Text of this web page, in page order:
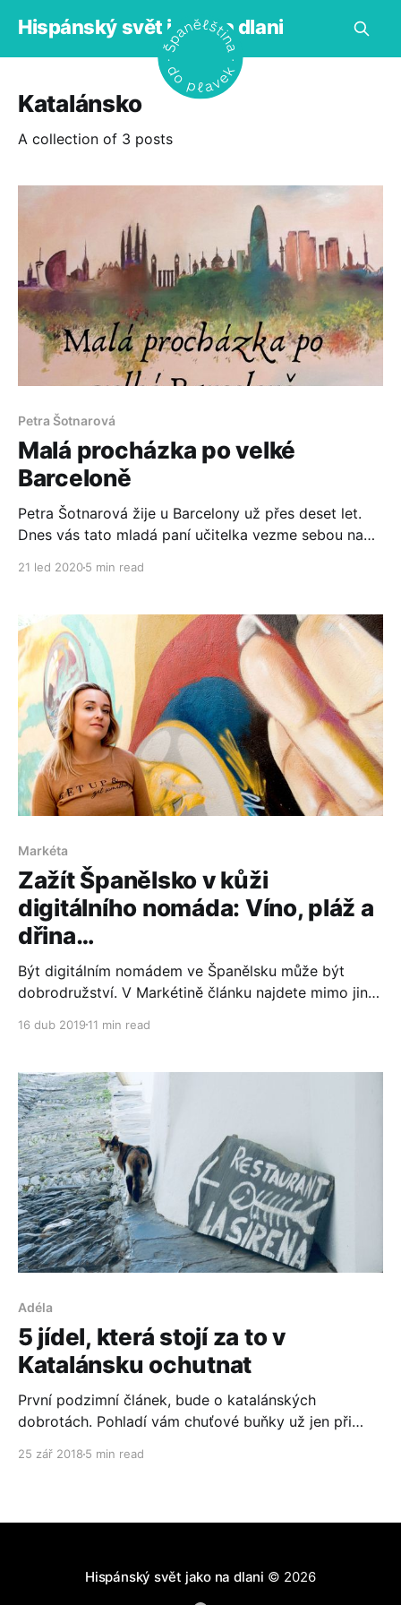
Hispánský svět jako na dlani
Katalánsko
A collection of 3 posts
Petra Šotnarová
Malá procházka po velké
Barceloně
Petra Šotnarová žije u Barcelony už přes deset let.
Dnes vás tato mladá paní učitelka vezme sebou na
21 led 20205 min read
Markéta
Zažít Španělsko v kůži
digitálního nomáda: Víno, pláž a
dřina…
Být digitálním nomádem ve Španělsku může být
dobrodružství. V Markétině článku najdete mimo jiné
16 dub 2019 11 min read
Adéla
5 jídel, která stojí za to v
Katalánsku ochutnat
První podzimní článek, bude o katalánských
dobrotách. Pohladí vám chuťové buňky už jen při
25 zář 2018 5 min read
Hispánský svět jako na dlani © 2026